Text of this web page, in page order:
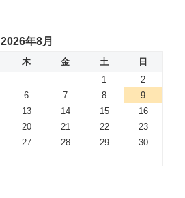
2026年8月
木 金 土
日
1
2
6 7 8
9
13 14 15
16
20 21 22
23
27 28 29
30